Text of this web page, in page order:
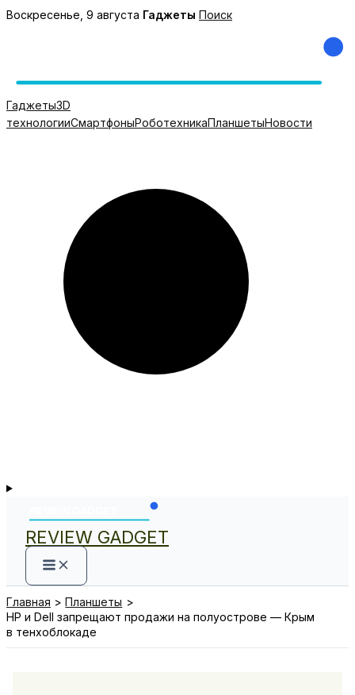
Перейти
Воскресенье, 9 августа Гаджеты Поиск
Гаджеты3D
технологииСмартфоныРоботехникаПланшетыНовости
REVIEW GADGET
Главная
Планшеты
HP и Dell запрещают продажи на полуострове — Крым
в тенхоблокаде